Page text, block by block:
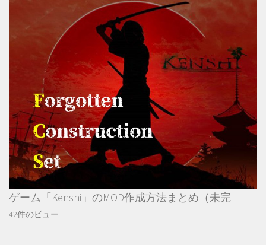
ゲーム「Kenshi」のMOD作成方法まとめ（未完
42件のビュー